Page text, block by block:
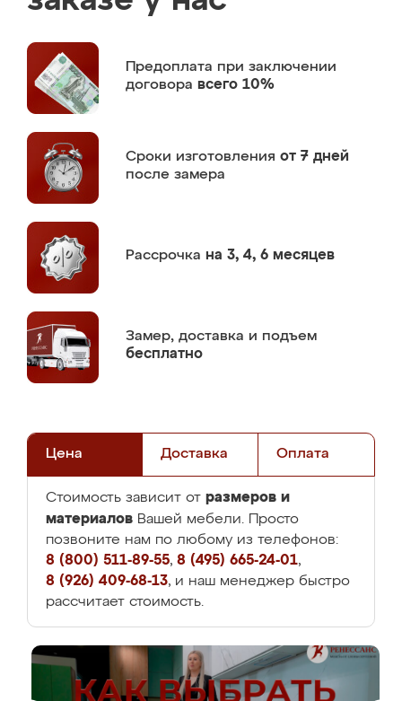
Предоплата при заключении
договора всего 10%
Сроки изготовления от 7 дней
после замера
Рассрочка на 3, 4, 6 месяцев
Замер, доставка и подъем
бесплатно
Цена Доставка Оплата
Стоимость зависит от размеров и
материалов Вашей мебели. Просто
позвоните нам по любому из телефонов:
8 (800) 511-89-55, 8 (495) 665-24-01,
8 (926) 409-68-13, и наш менеджер быстро
рассчитает стоимость.